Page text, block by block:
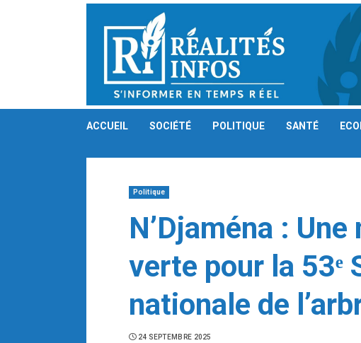
ACCUEIL SOCIÉTÉ POLITIQUE SANTÉ
Politique
N’Djaména :
verte pour la 53ᵉ
nationale de
24 SEPTEMBRE 2025